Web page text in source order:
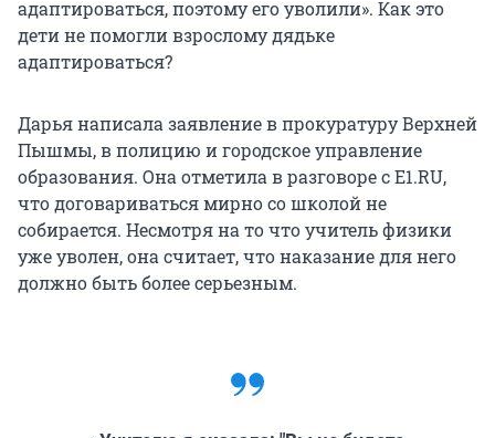
адаптироваться, поэтому его уволили». Как это
дети не помогли взрослому дядьке
адаптироваться?
Дарья написала заявление в прокуратуру Верхней
Пышмы, в полицию и городское управление
образования. Она отметила в разговоре с E1.RU,
что договариваться мирно со школой не
собирается. Несмотря на то что учитель физики
уже уволен, она считает, что наказание для него
должно быть более серьезным.